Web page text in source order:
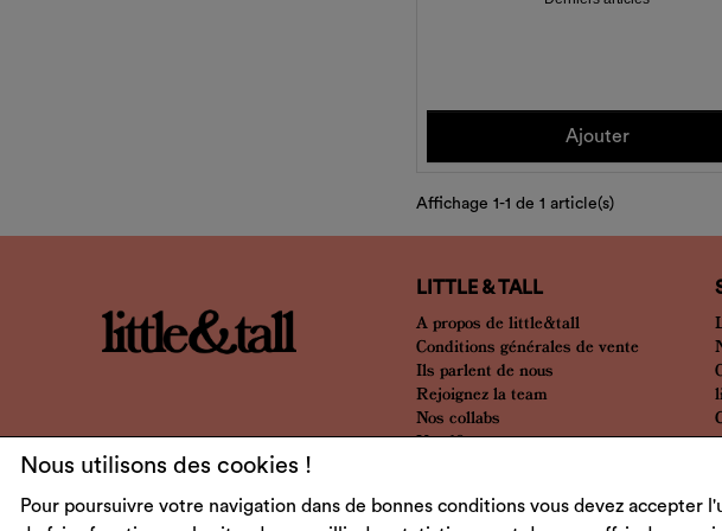
Ajouter
Affichage 1-1 de 1 article(s)
LITTLE & TALL
A propos de little&tall
Conditions générales de vente
Ils parlent de nous
Rejoignez la team
Nos collabs
Nos 10 ans
Nous utilisons des cookies !
Pour poursuivre votre navigation dans de bonnes conditions vous devez